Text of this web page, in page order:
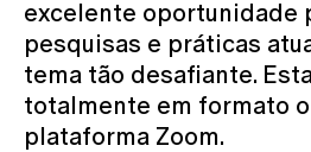
excelente oportunidade
pesquisas e práticas
tema tão desafiante.
totalmente em formato
plataforma Zoom.